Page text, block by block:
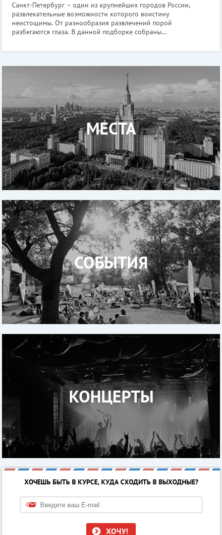
Санкт-Петербург – один из крупнейших городов России,
развлекательные возможности которого воистину
неистощимы. От разнообразия развлечений порой
разбегаются глаза. В данной подборке собраны
рождения компанией друзей или в тесном семейном кругу,
МЕСТА
СОБЫТИЯ
КОНЦЕРТЫ
ХОЧЕШЬ БЫТЬ В КУРСЕ, КУДА СХОДИТЬ В ВЫХОДНЫЕ?
ХОЧУ!